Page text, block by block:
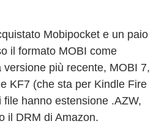
Mobipocket e un paio
il formato MOBI come
più recente, MOBI 7,
KF7 (che sta per Kindle Fire
hanno estensione .AZW,
il DRM di Amazon.